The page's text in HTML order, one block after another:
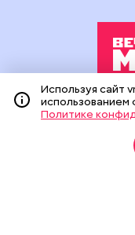
Издание создано при
средств массовой
На сайте
(информационные
на основе сбора,
Используя сайт
использованием
Политике